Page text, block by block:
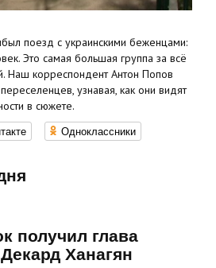
поезд с украинскими беженцами:
Это самая большая группа за всё
Наш корреспондент Антон Попов
узнавая, как они видят
в сюжете.
Одноклассники
получил глава
Ханагян